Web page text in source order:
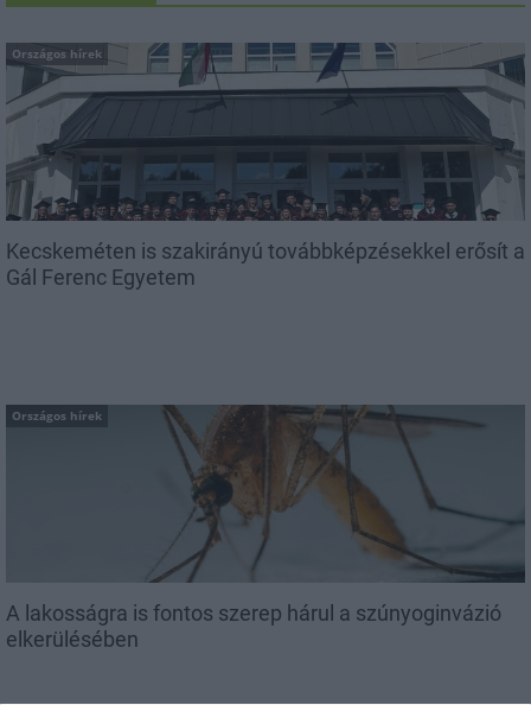
Országos hírek
Kecskeméten is szakirányú továbbképzésekkel erősít a
Gál Ferenc Egyetem
Országos hírek
A lakosságra is fontos szerep hárul a szúnyoginvázió
elkerülésében